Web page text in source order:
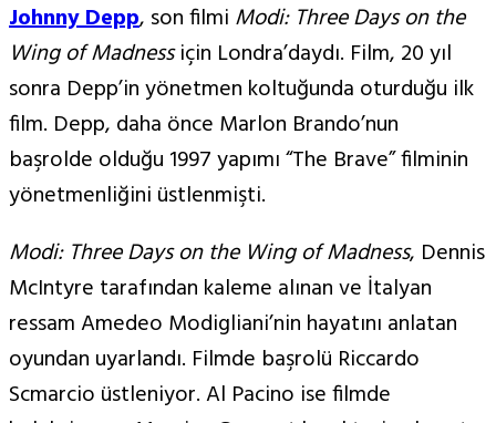
Johnny Depp, son filmi Modi: Three Days on the
Wing of Madnessiçin Londra’daydı. Film, 20 yıl
sonra Depp’in yönetmen koltuğunda oturduğu ilk
film. Depp, daha önce Marlon Brando’nun
başrolde olduğu 1997 yapımı “The Brave” filminin
yönetmenliğini üstlenmişti.
Modi: Three Days on the Wing of Madness, Dennis
McIntyre tarafından kaleme alınan ve İtalyan
ressam Amedeo Modigliani’nin hayatını anlatan
oyundan uyarlandı. Filmde başrolü Riccardo
Scmarcio üstleniyor. Al Pacino ise filmde